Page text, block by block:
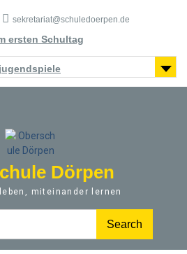
sekretariat@schuledoerpen.de
ersten Schultag
Dörpen
miteinander lernen